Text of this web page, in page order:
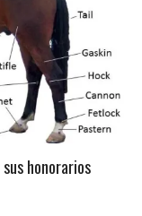
honorarios